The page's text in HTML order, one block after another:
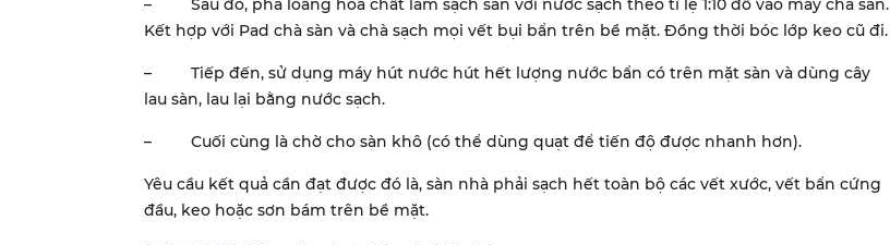
– Sau đó, pha loãng hóa chất làm sạch sàn với nước sạch theo tỉ lệ 1:10 đổ vào máy chà sàn.
Kết hợp với Pad chà sàn và chà sạch mọi vết bụi bẩn trên bề mặt. Đồng thời bóc lớp keo cũ đi.
– Tiếp đến, sử dụng máy hút nước hút hết lượng nước bẩn có trên mặt sàn và dùng cây
lau sàn, lau lại bằng nước sạch.
– Cuối cùng là chờ cho sàn khô (có thể dùng quạt để tiến độ được nhanh hơn).
Yêu cầu kết quả cần đạt được đó là, sàn nhà phải sạch hết toàn bộ các vết xước, vết bẩn cứng
đầu, keo hoặc sơn bám trên bề mặt.